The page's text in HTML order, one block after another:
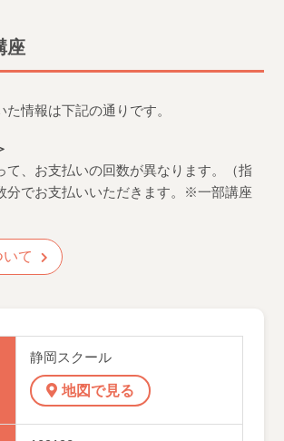
座
情報は下記の通りです。
て、お支払いの回数が異なります。（指
分でお支払いいただきます。※一部講座
て
静岡スクール
地図で見る